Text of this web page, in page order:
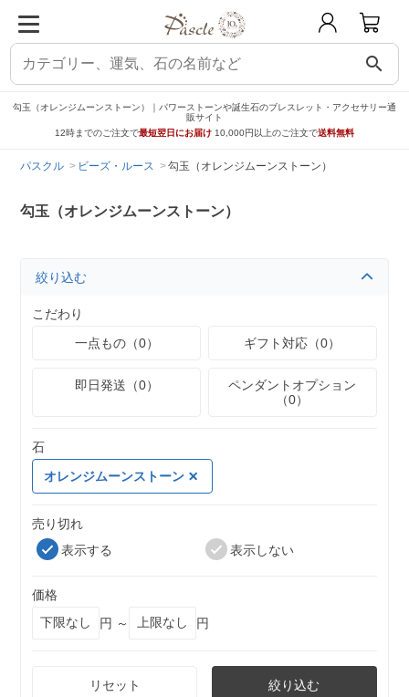
search
勾玉（オレンジムーンストーン）｜パワーストーンや誕生石のブレスレット・アクセサリー通
販サイト
12時までのご注文で最短翌日にお届け 10,000円以上のご注文で送料無料
パスクル ビーズ・ルース 勾玉（オレンジムーンストーン）
勾玉（オレンジムーンストーン）
絞り込む
こだわり
一点もの（0）
ギフト対応（0）
即日発送（0）
ペンダントオプション
（0）
石
オレンジムーンストーン
売り切れ
表示する
表示しない
価格
円 ～
円
リセット 絞り込む